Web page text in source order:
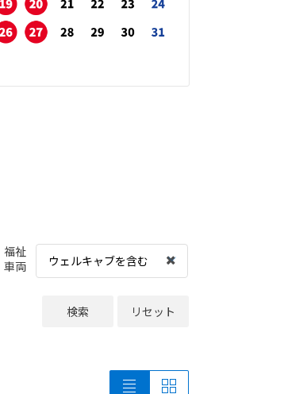
福祉
車両
ウェルキャブを含む
検索 リセット